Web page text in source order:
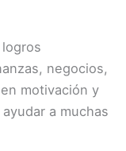
negocios,
motivación y
a muchas